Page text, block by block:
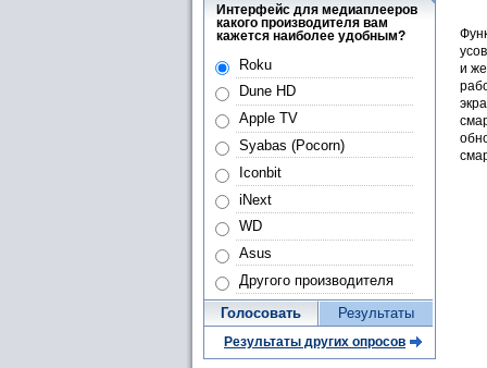
и
Интерфейс для медиаплееров
какого производителя вам
кажется наиболее удобным?
Roku
Dune HD
Apple TV
Syabas (Pocorn)
Iconbit
iNext
WD
Asus
Другого производителя
Голосовать Результаты
Результаты других опросов